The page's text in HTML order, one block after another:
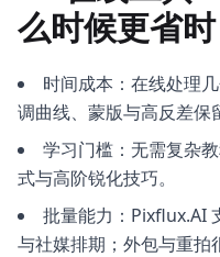
么时候更省时
时间成本：在线处理
调曲线、蒙版与高反差保
学习门槛：无需复杂
式与高阶锐化技巧。
批量能力：Pixflux.AI
与社媒排期；外包与重拍